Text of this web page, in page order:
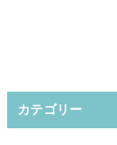
カテゴリー